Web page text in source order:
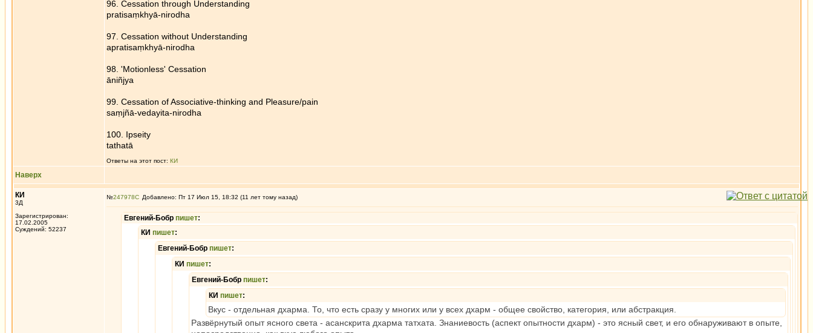
96. Cessation through Understanding
pratisaṃkhyā-nirodha
97. Cessation without Understanding
apratisaṃkhyā-nirodha
98. 'Motionless' Cessation
āniñjya
99. Cessation of Associative-thinking and Pleasure/pain
saṃjñā-vedayita-nirodha
100. Ipseity
tathatā
Ответы на этот пост: КИ
Наверх
КИ
3Д
Зарегистрирован:
17.02.2005
Суждений: 52237
№247978 Добавлено: Пт 17 Июл 15, 18:32 (11 лет тому назад)
Евгений-Бобр пишет:
КИ пишет:
Евгений-Бобр пишет:
КИ пишет:
Евгений-Бобр пишет:
КИ пишет:
Вкус - отдельная дхарма. То, что есть сразу у многих или у всех дхарм - общее свойство, категория, или абстракция.
Развёрнутый опыт ясного света - асанскрита дхарма татхата. Знаниевость (аспект опытности дхарм) - это ясный свет, и его обнаруживают в опыте,